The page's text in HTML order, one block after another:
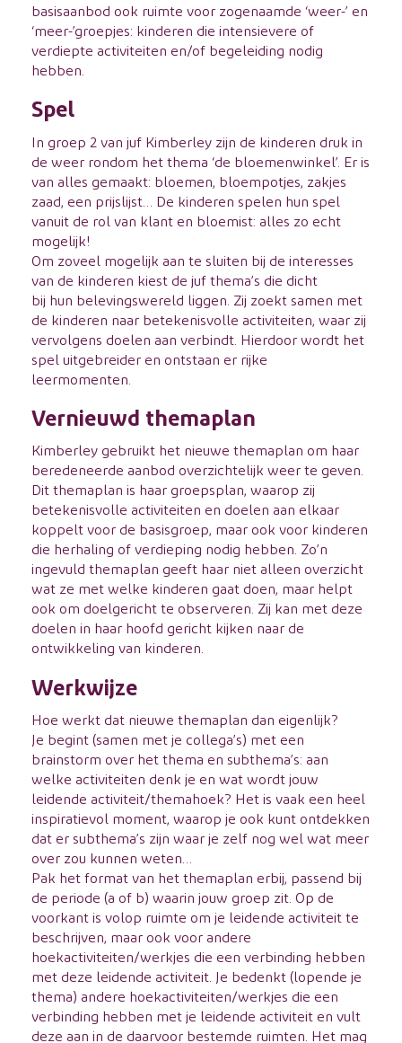
basisaanbod ook ruimte voor zogenaamde ‘weer-’ en
‘meer-’groepjes: kinderen die intensievere of
verdiepte activiteiten en/of begeleiding nodig
hebben.
Spel
In groep 2 van juf Kimberley zijn de kinderen druk in
de weer rondom het thema ‘de bloemenwinkel’. Er is
van alles gemaakt: bloemen, bloempotjes, zakjes
zaad, een prijslijst… De kinderen spelen hun spel
vanuit de rol van klant en bloemist: alles zo echt
mogelijk!
Om zoveel mogelijk aan te sluiten bij de interesses
van de kinderen kiest de juf thema’s die dicht
bij hun belevingswereld liggen. Zij zoekt samen met
de kinderen naar betekenisvolle activiteiten, waar zij
vervolgens doelen aan verbindt. Hierdoor wordt het
spel uitgebreider en ontstaan er rijke
leermomenten.
Vernieuwd themaplan
Kimberley gebruikt het nieuwe themaplan om haar
beredeneerde aanbod overzichtelijk weer te geven.
Dit themaplan is haar groepsplan, waarop zij
betekenisvolle activiteiten en doelen aan elkaar
koppelt voor de basisgroep, maar ook voor kinderen
die herhaling of verdieping nodig hebben. Zo’n
ingevuld themaplan geeft haar niet alleen overzicht
wat ze met welke kinderen gaat doen, maar helpt
ook om doelgericht te observeren. Zij kan met deze
doelen in haar hoofd gericht kijken naar de
ontwikkeling van kinderen.
Werkwijze
Hoe werkt dat nieuwe themaplan dan eigenlijk?
Je begint (samen met je collega’s) met een
brainstorm over het thema en subthema’s: aan
welke activiteiten denk je en wat wordt jouw
leidende activiteit/themahoek? Het is vaak een heel
inspiratievol moment, waarop je ook kunt ontdekken
dat er subthema’s zijn waar je zelf nog wel wat meer
over zou kunnen weten…
Pak het format van het themaplan erbij, passend bij
de periode (a of b) waarin jouw groep zit. Op de
voorkant is volop ruimte om je leidende activiteit te
beschrijven, maar ook voor andere
hoekactiviteiten/werkjes die een verbinding hebben
met deze leidende activiteit. Je bedenkt (lopende je
thema) andere hoekactiviteiten/werkjes die een
verbinding hebben met je leidende activiteit en vult
deze aan in de daarvoor bestemde ruimten. Het mag